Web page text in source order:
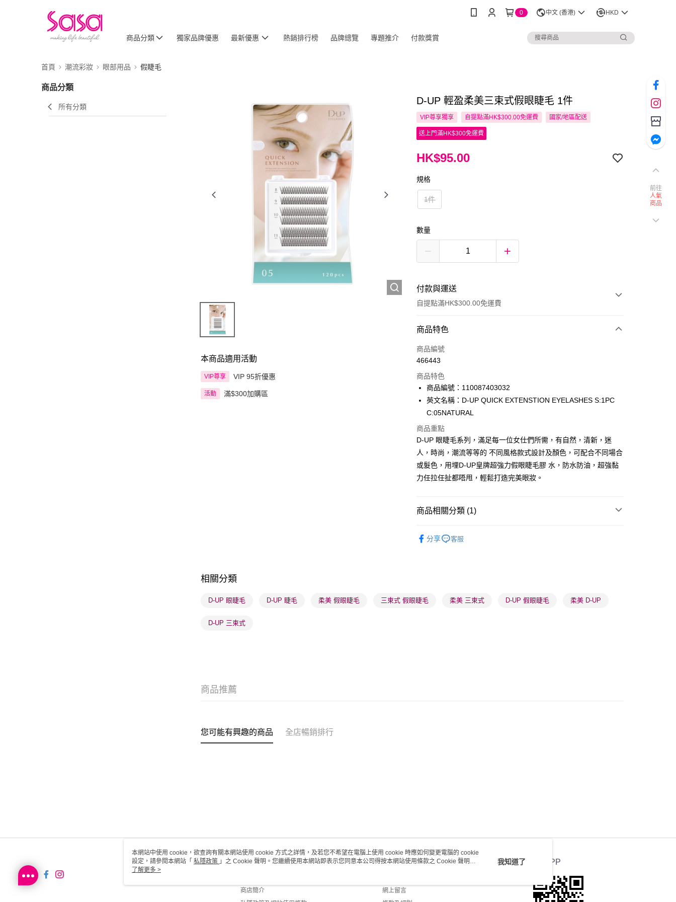
0 中文 (香港) HKD
商品分類 獨家品牌優惠 最新優惠 熱銷排行榜 品牌總覽 專題推介 付款獎賞
首頁 潮流彩妝 眼部用品 假睫毛
商品分類
所有分類
本商品適用活動
VIP尊享 VIP 95折優惠
活動 滿$300加購區
D-UP 輕盈柔美三束式假眼睫毛 1件
VIP尊享獨享 自提點滿HK$300.00免運費 國家/地區配送
送上門滿HK$300免運費
HK$95.00
規格
1件
數量
付款與運送
自提點滿HK$300.00免運費
付款方式
信用卡
AlipayHK
PayMe
BoC Pay
送貨方式
每筆HK$65.00，滿HK$300.00或以上免運費
每筆HK$65.00，滿HK$300.00或以上免運費
(香港門市) 只顯示可選門市。確認發貨後2-5個工作天到店，3天內
商品特色
商品編號
466443
商品特色
商品編號：110087403032
英文名稱：D-UP QUICK EXTENSTION EYELASHES S:1PC
C:05NATURAL
商品重點
D-UP 眼睫毛系列，滿足每一位女仕們所需，有自然，清新，迷
人，時尚，潮流等等的 不同風格款式設計及顏色，可配合不同場合
或髮色，用埋D-UP皇牌超強力假眼睫毛膠 水，防水防油，超強黏
力任拉任扯都唔甩，輕鬆打造完美眼妝。
商品相關分類 (1)
分享
客服
相關分類
D-UP 眼睫毛 D-UP 睫毛 柔美 假眼睫毛 三束式 假眼睫毛 柔美 三束式 D-UP 假眼睫毛 柔美 D-UP
D-UP 三束式
商品推薦
您可能有興趣的商品 全店暢銷排行
關於我們
商店簡介
客戶服務
網上留言
官方APP
前往
人氣
商品
本網站中使用 cookie，欲查詢有關本網站使用 cookie 方式之詳情，及若您不希望在電腦上使用 cookie 時應如何變更電腦的 cookie
設定，請參閱本網站「 私隱政策 」之 Cookie 聲明。您繼續使用本網站即表示您同意本公司得按本網站使用條款之 Cookie 聲明使
用 cookie。
了解更多 >
我知道了